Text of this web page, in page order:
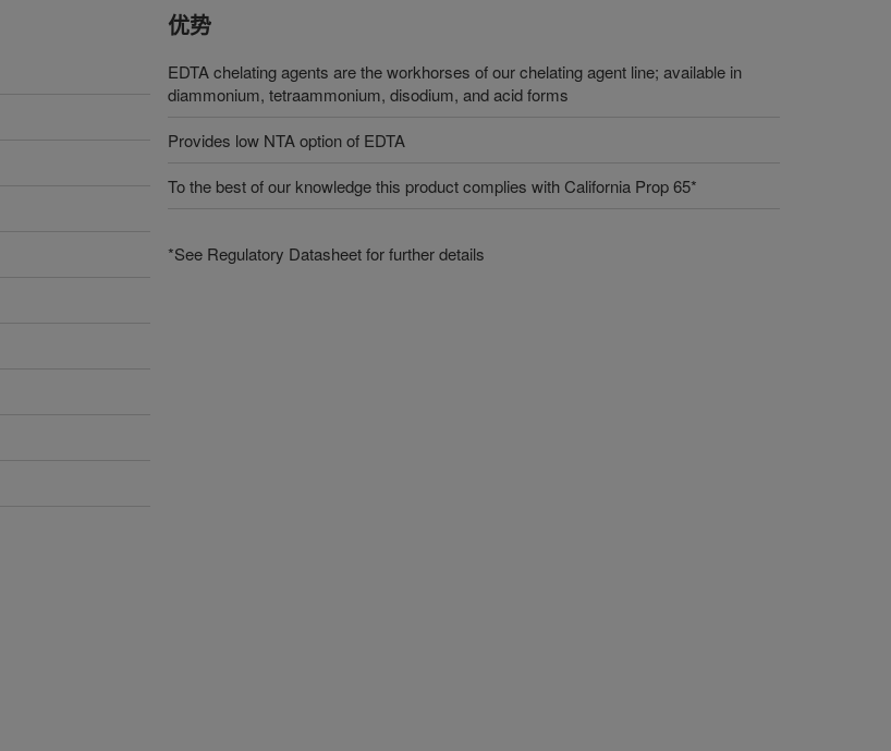
优势
EDTA chelating agents are the workhorses of our chelating agent line; available in
diammonium, tetraammonium, disodium, and acid forms
Provides low NTA option of EDTA
To the best of our knowledge this product complies with California Prop 65*
*See Regulatory Datasheet for further details